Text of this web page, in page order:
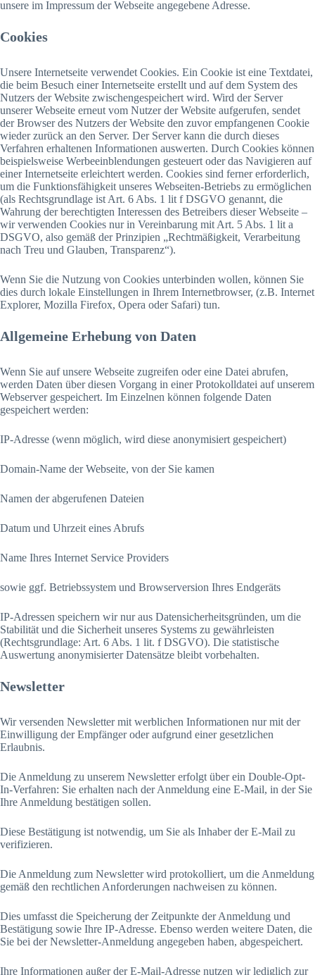
unsere im Impressum der Webseite angegebene Adresse.
Cookies
Unsere Internetseite verwendet Cookies. Ein Cookie ist eine Textdatei,
die beim Besuch einer Internetseite erstellt und auf dem System des
Nutzers der Website zwischengespeichert wird. Wird der Server
unserer Webseite erneut vom Nutzer der Website aufgerufen, sendet
der Browser des Nutzers der Website den zuvor empfangenen Cookie
wieder zurück an den Server. Der Server kann die durch dieses
Verfahren erhaltenen Informationen auswerten. Durch Cookies können
beispielsweise Werbeeinblendungen gesteuert oder das Navigieren auf
einer Internetseite erleichtert werden. Cookies sind ferner erforderlich,
um die Funktionsfähigkeit unseres Webseiten-Betriebs zu ermöglichen
(als Rechtsgrundlage ist Art. 6 Abs. 1 lit f DSGVO genannt, die
Wahrung der berechtigten Interessen des Betreibers dieser Webseite –
wir verwenden Cookies nur in Vereinbarung mit Art. 5 Abs. 1 lit a
DSGVO, also gemäß der Prinzipien „Rechtmäßigkeit, Verarbeitung
nach Treu und Glauben, Transparenz“).
Wenn Sie die Nutzung von Cookies unterbinden wollen, können Sie
dies durch lokale Einstellungen in Ihrem Internetbrowser, (z.B. Internet
Explorer, Mozilla Firefox, Opera oder Safari) tun.
Allgemeine Erhebung von Daten
Wenn Sie auf unsere Webseite zugreifen oder eine Datei abrufen,
werden Daten über diesen Vorgang in einer Protokolldatei auf unserem
Webserver gespeichert. Im Einzelnen können folgende Daten
gespeichert werden:
IP-Adresse (wenn möglich, wird diese anonymisiert gespeichert)
Domain-Name der Webseite, von der Sie kamen
Namen der abgerufenen Dateien
Datum und Uhrzeit eines Abrufs
Name Ihres Internet Service Providers
sowie ggf. Betriebssystem und Browserversion Ihres Endgeräts
IP-Adressen speichern wir nur aus Datensicherheitsgründen, um die
Stabilität und die Sicherheit unseres Systems zu gewährleisten
(Rechtsgrundlage: Art. 6 Abs. 1 lit. f DSGVO). Die statistische
Auswertung anonymisierter Datensätze bleibt vorbehalten.
Newsletter
Wir versenden Newsletter mit werblichen Informationen nur mit der
Einwilligung der Empfänger oder aufgrund einer gesetzlichen
Erlaubnis.
Die Anmeldung zu unserem Newsletter erfolgt über ein Double-Opt-
In-Verfahren: Sie erhalten nach der Anmeldung eine E-Mail, in der Sie
Ihre Anmeldung bestätigen sollen.
Diese Bestätigung ist notwendig, um Sie als Inhaber der E-Mail zu
verifizieren.
Die Anmeldung zum Newsletter wird protokolliert, um die Anmeldung
gemäß den rechtlichen Anforderungen nachweisen zu können.
Dies umfasst die Speicherung der Zeitpunkte der Anmeldung und
Bestätigung sowie Ihre IP-Adresse. Ebenso werden weitere Daten, die
Sie bei der Newsletter-Anmeldung angegeben haben, abgespeichert.
Ihre Informationen außer der E-Mail-Adresse nutzen wir lediglich zur